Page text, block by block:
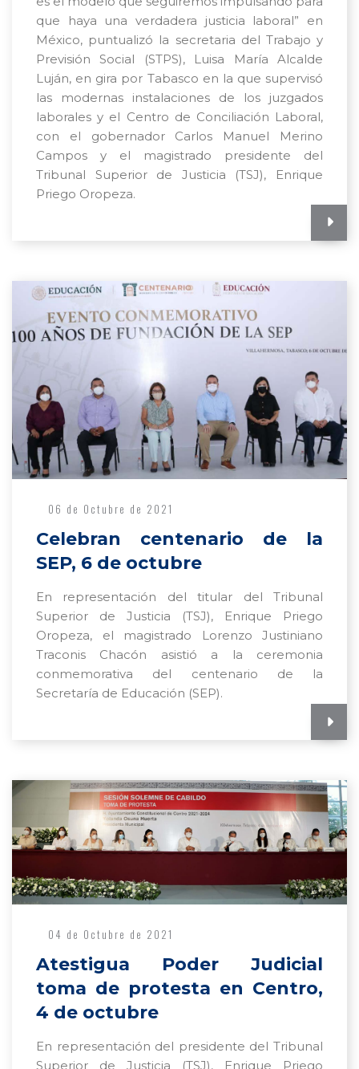
que haya una verdadera justicia laboral” en
México, puntualizó la secretaria del Trabajo y
Previsión Social (STPS), Luisa María Alcalde
Luján, en gira por Tabasco en la que supervisó
las modernas instalaciones de los juzgados
laborales y el Centro de Conciliación Laboral,
con el gobernador Carlos Manuel Merino
Campos y el magistrado presidente del
Tribunal Superior de Justicia (TSJ), Enrique
Priego Oropeza.
06 de Octubre de 2021
Celebran centenario de la
SEP, 6 de octubre
En representación del titular del Tribunal
Superior de Justicia (TSJ), Enrique Priego
Oropeza, el magistrado Lorenzo Justiniano
Traconis Chacón asistió a la ceremonia
conmemorativa del centenario de la
Secretaría de Educación (SEP).
04 de Octubre de 2021
Atestigua Poder Judicial
toma de protesta en Centro,
4 de octubre
En representación del presidente del Tribunal
Superior de Justicia (TSJ), Enrique Priego